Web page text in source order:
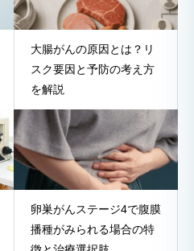
大腸がんの原因とは？リ
スク要因と予防の考え方
を解説
卵巣がんステージ4で腹膜
播種がみられる場合の特